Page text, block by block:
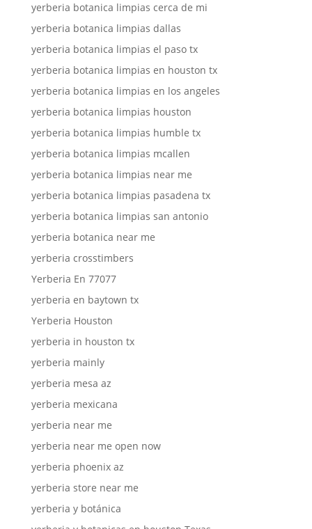
yerberia botanica limpias cerca de mi
yerberia botanica limpias dallas
yerberia botanica limpias el paso tx
yerberia botanica limpias en houston tx
yerberia botanica limpias en los angeles
yerberia botanica limpias houston
yerberia botanica limpias humble tx
yerberia botanica limpias mcallen
yerberia botanica limpias near me
yerberia botanica limpias pasadena tx
yerberia botanica limpias san antonio
yerberia botanica near me
yerberia crosstimbers
Yerberia En 77077
yerberia en baytown tx
Yerberia Houston
yerberia in houston tx
yerberia mainly
yerberia mesa az
yerberia mexicana
yerberia near me
yerberia near me open now
yerberia phoenix az
yerberia store near me
yerberia y botánica